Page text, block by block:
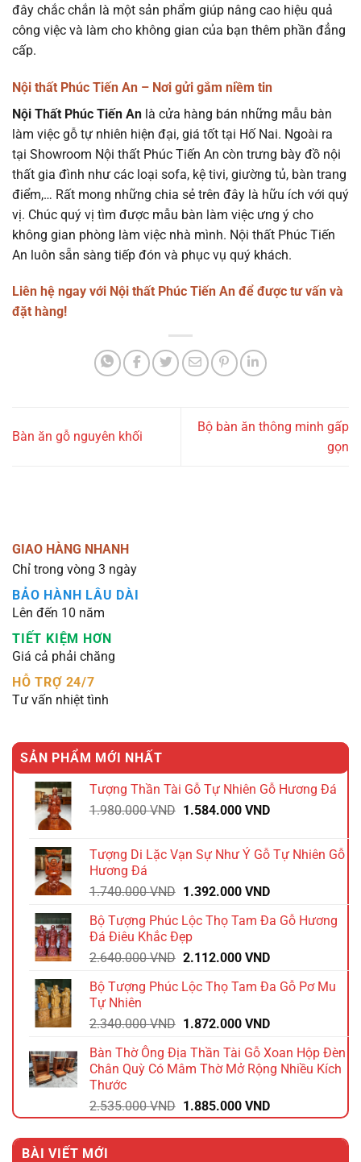
đây chắc chắn là một sản phẩm giúp nâng cao hiệu quả
công việc và làm cho không gian của bạn thêm phần đẳng
cấp.
Nội thất Phúc Tiến An – Nơi gửi gắm niềm tin
Nội Thất Phúc Tiến An là cửa hàng bán những mẫu bàn
làm việc gỗ tự nhiên hiện đại, giá tốt tại Hố Nai. Ngoài ra
tại Showroom Nội thất Phúc Tiến An còn trưng bày đồ nội
thất gia đình như các loại sofa, kệ tivi, giường tủ, bàn trang
điểm,… Rất mong những chia sẻ trên đây là hữu ích với quý
vị. Chúc quý vị tìm được mẫu bàn làm việc ưng ý cho
không gian phòng làm việc nhà mình. Nội thất Phúc Tiến
An luôn sẵn sàng tiếp đón và phục vụ quý khách.
Liên hệ ngay với Nội thất Phúc Tiến An để được tư vấn và
đặt hàng!
Bàn ăn gỗ nguyên khối
Bộ bàn ăn thông minh gấp
gọn
GIAO HÀNG NHANH
Chỉ trong vòng 3 ngày
BẢO HÀNH LÂU DÀI
Lên đến 10 năm
TIẾT KIỆM HƠN
Giá cả phải chăng
HỖ TRỢ 24/7
Tư vấn nhiệt tình
SẢN PHẨM MỚI NHẤT
Tượng Thần Tài Gỗ Tự Nhiên Gỗ Hương Đá
1.980.000VND Giá
1.980.000 VND.
1.584.000 VNDGiá
là:
Tượng Di Lặc Vạn Sự Như Ý Gỗ Tự Nhiên Gỗ
Hương Đá
1.740.000VND Giá
là:
1.740.000 VND.
1.392.000 VNDGiá
tại
1.392.000 VND.
Bộ Tượng Phúc Lộc Thọ Tam Đa Gỗ Hương
Đá Điêu Khắc Đẹp
2.640.000VND Giá
là:
2.112.000 VNDGiá
tại
2.112.000 VND.
Bộ Tượng Phúc Lộc Thọ Tam Đa Gỗ Pơ Mu
Tự Nhiên
2.340.000VND Giá
là:
2.340.000 VND.
1.872.000 VNDGiá
tại
là:
Bàn Thờ Ông Địa Thần Tài Gỗ Xoan Hộp Đèn
Chân Quỳ Có Mâm Thờ Mở Rộng Nhiều Kích
Thước
2.535.000VND Giá
gốc
là:
1.885.000 VNDGiá
hiện
tại
BÀI VIẾT MỚI